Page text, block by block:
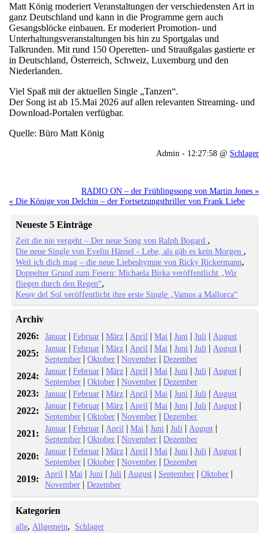
Matt König moderiert Veranstaltungen der verschiedensten Art in
ganz Deutschland und kann in die Programme gern auch
Gesangsblöcke einbauen. Er moderiert Promotion- und
Unterhaltungsveranstaltungen bis hin zu Sportgalas und
Talkrunden. Mit rund 150 Operetten- und Straußgalas gastierte er
in Deutschland, Österreich, Schweiz, Luxemburg und den
Niederlanden.
Viel Spaß mit der aktuellen Single „Tanzen“.
Der Song ist ab 15.Mai 2026 auf allen relevanten Streaming- und
Download-Portalen verfügbar.
Quelle: Büro Matt König
Admin - 12:27:58 @ Schlager
RADIO ON – der Frühlingssong von Martin Jones »
« Die Könige von Delchin – der Fortsetzungsthriller von Frank Liebe
Neueste 5 Einträge
Zeit die nie vergeht – Der neue Song von Ralph Bogard
Die neue Single von Evelin Hänsel - Lebe, als gäb es kein Morgen
Weil ich dich mag – die neue Liebeshymne von Ricky Rickermann
Doppelter Grund zum Feiern: Michaela Birka veröffentlicht „Wir
fliegen durch den Regen“
Kessy del Sol veröffentlicht ihre erste Single „Vamos a Mallorca“
Archiv
2026:
Januar |Februar |März | April |Mai |Juni |Juli | August
2025: Januar |Februar |März | April |Mai |Juni |Juli | August |
September |Oktober |November |Dezember
2024: Januar |Februar |März | April |Mai |Juni |Juli | August |
September |Oktober |November |Dezember
2023: Januar |Februar |März | April |Mai |Juni |Juli | August
2022: Januar |Februar |März | April |Mai |Juni |Juli | August |
September |Oktober |November |Dezember
2021: Januar |Februar | April |Mai |Juni |Juli | August |
September |Oktober |November |Dezember
2020: Januar |Februar |März | April |Mai |Juni |Juli | August |
September |Oktober |November |Dezember
2019: April |Mai |Juni |Juli | August | September |Oktober |
November |Dezember
Kategorien
alle Allgemein Schlager